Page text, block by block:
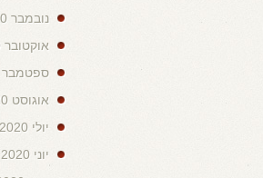
נובמבר 2020
אוקטובר 2020
ספטמבר 2020
אוגוסט 2020
יולי 2020
יוני 2020